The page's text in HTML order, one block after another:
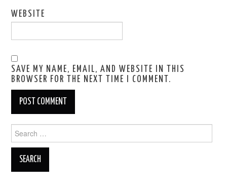
WEBSITE
SAVE MY NAME, EMAIL, AND WEBSITE IN THIS
BROWSER FOR THE NEXT TIME I COMMENT.
for: